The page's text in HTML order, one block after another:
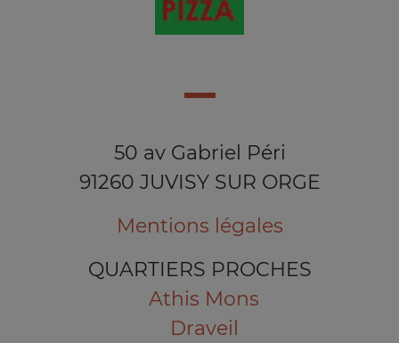
50 av Gabriel Péri
91260 JUVISY SUR ORGE
Mentions légales
QUARTIERS PROCHES
Athis Mons
Draveil